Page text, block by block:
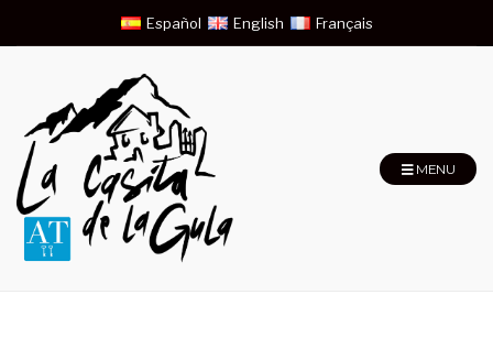
Español English Français
MENU